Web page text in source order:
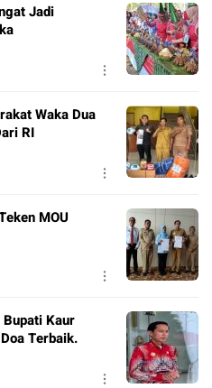
Jadi
Waka Dua
RI
MOU
Kaur
Terbaik.